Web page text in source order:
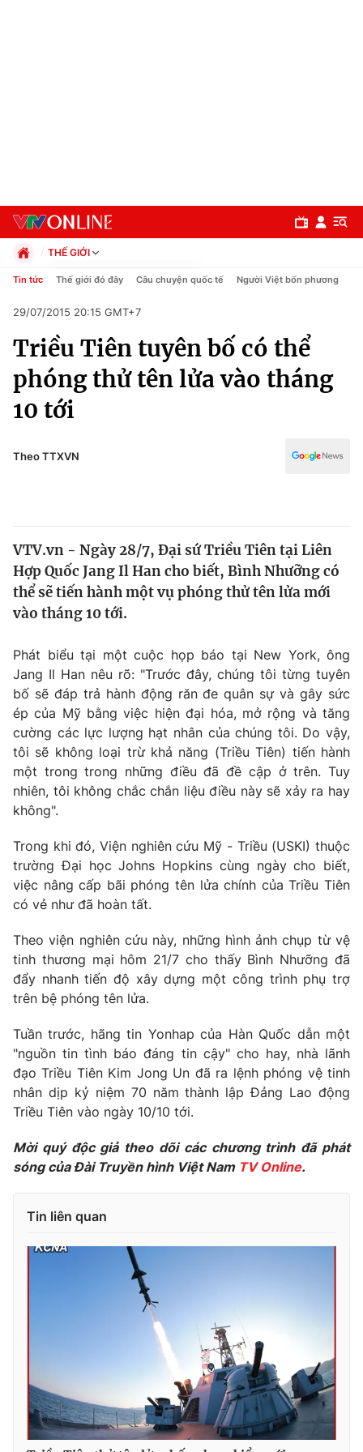
Chuyên mục
Chính trị
Xã hội
Pháp luật
Thế giới
Tin tức
Thế giới đó đây
Câu chuyện quốc tế
Kinh tế
Thị trường
Góc doanh nghiệp
Dữ liệu và đời sống
Truyền hình
Phim VTV
Hậu trường
Nhân vật
Giải sao mai
Giải trí
Điện ảnh
Âm nhạc
Sao
Đời sống
Làm đẹp
Chất lượng cuộc sống
Giáo dục
Tuyển sinh
Học trực tuyến
Công nghệ
Sản phẩm
Thị trường
Giao lưu trực tuyến
Lịch phát sóng
Chuyên mục khác
Emagazine Podcast
Photo Infographic
Video Shorts video
VTV Money
VTV Sức khoẻ
Vươn mình bằng AI
VTV9 VTV8
Liên hệ tòa soạn English
THẾ GIỚI
Chính trị
Pháp luật
Kinh tế
Thể thao
Truyền hình
Văn hóa - Giải trí
Tin tức Thế giới đó đây Câu chuyện quốc tế Người Việt bốn phương
29/07/2015 20:15 GMT+7
Triều Tiên tuyên bố có thể
phóng thử tên lửa vào tháng
10 tới
Theo TTXVN
VTV.vn - Ngày 28/7, Đại sứ Triều Tiên tại Liên
Hợp Quốc Jang Il Han cho biết, Bình Nhưỡng có
thể sẽ tiến hành một vụ phóng thử tên lửa mới
vào tháng 10 tới.
Phát biểu tại một cuộc họp báo tại New York, ông
Jang Il Han nêu rõ: "Trước đây, chúng tôi từng tuyên
bố sẽ đáp trả hành động răn đe quân sự và gây sức
ép của Mỹ bằng việc hiện đại hóa, mở rộng và tăng
cường các lực lượng hạt nhân của chúng tôi. Do vậy,
tôi sẽ không loại trừ khả năng (Triều Tiên) tiến hành
một trong trong những điều đã đề cập ở trên. Tuy
nhiên, tôi không chắc chắn liệu điều này sẽ xảy ra hay
không".
Trong khi đó, Viện nghiên cứu Mỹ - Triều (USKI) thuộc
trường Đại học Johns Hopkins cùng ngày cho biết,
việc nâng cấp bãi phóng tên lửa chính của Triều Tiên
có vẻ như đã hoàn tất.
Theo viện nghiên cứu này, những hình ảnh chụp từ vệ
tinh thương mại hôm 21/7 cho thấy Bình Nhưỡng đã
đẩy nhanh tiến độ xây dựng một công trình phụ trợ
trên bệ phóng tên lửa.
Tuần trước, hãng tin Yonhap của Hàn Quốc dẫn một
"nguồn tin tình báo đáng tin cậy" cho hay, nhà lãnh
đạo Triều Tiên Kim Jong Un đã ra lệnh phóng vệ tinh
nhân dịp kỷ niệm 70 năm thành lập Đảng Lao động
Triều Tiên vào ngày 10/10 tới.
Mời quý độc giả theo dõi các chương trình đã phát
sóng của Đài Truyền hình Việt Nam TV Online.
Tin liên quan